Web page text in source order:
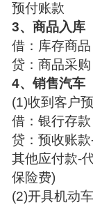
预付账款
3、商品入库
借：库存商品
贷：商品采购
4、销售汽车
(1)收到客户
借：银行存款
贷：预收账
其他应付款-
保险费)
(2)开具机动